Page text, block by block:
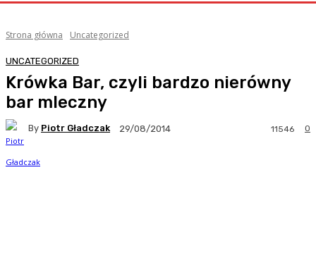
Strona główna Uncategorized
UNCATEGORIZED
Krówka Bar, czyli bardzo nierówny
bar mleczny
By Piotr Gładczak 29/08/2014 0
11546